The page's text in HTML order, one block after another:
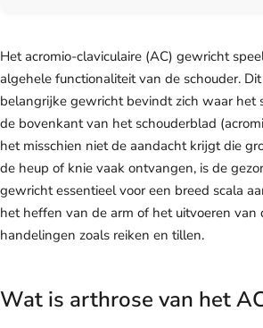
Het acromio-claviculaire (AC) gewricht
algehele functionaliteit van de schouder.
belangrijke gewricht bevindt zich waar het
de bovenkant van het schouderblad
het misschien niet de aandacht krijgt die
de heup of knie vaak ontvangen, is de
gewricht essentieel voor een breed scala
het heffen van de arm of het uitvoeren van
handelingen zoals reiken en tillen.
Wat is arthrose van het